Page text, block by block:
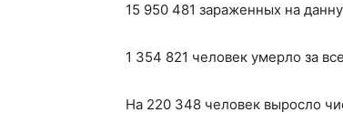
15 950 481 зараженных на
1 354 821 человек умерло за
На 220 348 человек выросло